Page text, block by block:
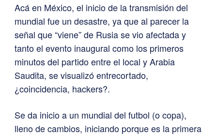
Acá en México, el inicio de la transmisión del
mundial fue un desastre, ya que al parecer la
señal que “viene” de Rusia se vio afectada y
tanto el evento inaugural como los primeros
minutos del partido entre el local y Arabia
Saudita, se visualizó entrecortado,
¿coincidencia, hackers?.
Se da inicio a un mundial del futbol (o copa),
lleno de cambios, iniciando porque es la primera